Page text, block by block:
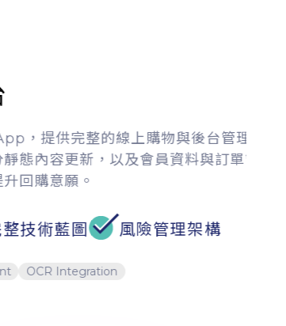
提供完整的線上購物與後台管理功
內容更新，以及會員資料與訂單管
購意願。
術藍圖 風險管理架構
OCR Integration